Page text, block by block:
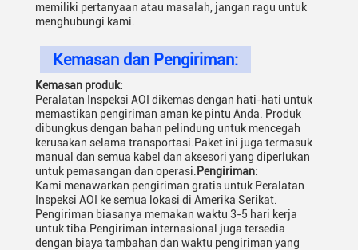
memiliki pertanyaan atau masalah, jangan ragu untuk
menghubungi kami.
Kemasan dan Pengiriman:
Kemasan produk:
Peralatan Inspeksi AOI dikemas dengan hati-hati untuk
memastikan pengiriman aman ke pintu Anda. Produk
dibungkus dengan bahan pelindung untuk mencegah
kerusakan selama transportasi.Paket ini juga termasuk
manual dan semua kabel dan aksesori yang diperlukan
untuk pemasangan dan operasi. Pengiriman:
Kami menawarkan pengiriman gratis untuk Peralatan
Inspeksi AOI ke semua lokasi di Amerika Serikat.
Pengiriman biasanya memakan waktu 3-5 hari kerja
untuk tiba.Pengiriman internasional juga tersedia
dengan biaya tambahan dan waktu pengiriman yang